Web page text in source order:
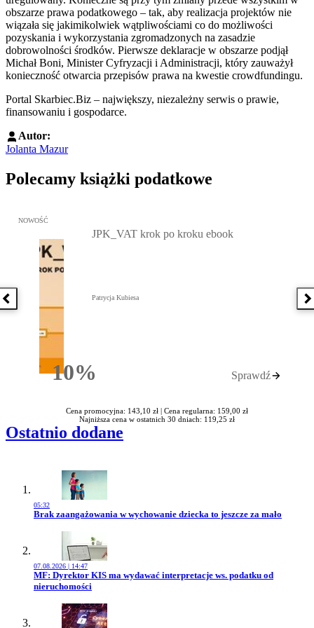
obszarze prawa podatkowego – tak, aby realizacja projektów nie
wiązała się jakimikolwiek wątpliwościami co do możliwości
pozyskania i wykorzystania zgromadzonych na zasadzie
dobrowolności środków. Pierwsze deklaracje w obszarze podjął
Michał Boni, Minister Cyfryzacji i Administracji, który zauważył
konieczność otwarcia przepisów prawa na kwestie crowdfundingu.
Portal Skarbiec.Biz – największy, niezależny serwis o prawie,
finansowaniu i gospodarce.
Autor:
Jolanta Mazur
Polecamy książki podatkowe
Poprzednia książka
Przejdź do: JPK_VAT krok po kroku ebook, Patrycja Kubiesa -
NOWOŚĆ
10%Rabatu
JPK_VAT krok po kroku ebook
Patrycja Kubiesa
Sprawdź
Cena promocyjna: 143,10 zł | Cena regularna: 159,00 zł
Najniższa cena w ostatnich 30 dniach: 119,25 zł
Ostatnio dodane
05:32
Przejdź do artykułu:
Brak zaangażowania w wychowanie dziecka to jeszcze za mało
07.08.2026 | 14:47
Przejdź do artykułu:
MF: Dyrektor KIS ma wydawać interpretacje ws. podatku od
nieruchomości